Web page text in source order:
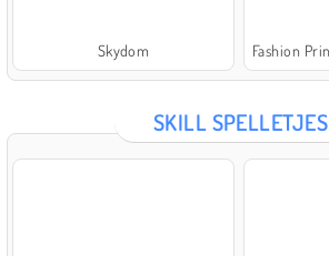
Skydom
SKILL SPELLETJES